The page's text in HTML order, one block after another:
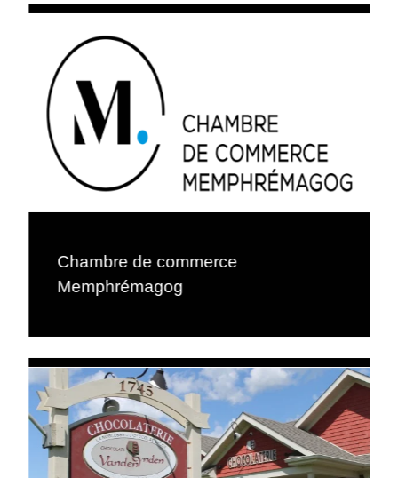
Chambre de commerce
Memphrémagog